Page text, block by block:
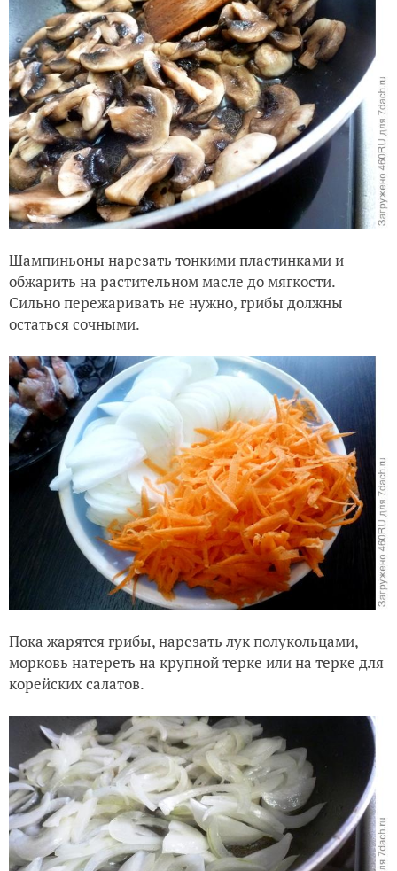
Шампиньоны нарезать тонкими пластинками и
обжарить на растительном масле до мягкости.
Сильно пережаривать не нужно, грибы должны
остаться сочными.
Пока жарятся грибы, нарезать лук полукольцами,
морковь натереть на крупной терке или на терке для
корейских салатов.